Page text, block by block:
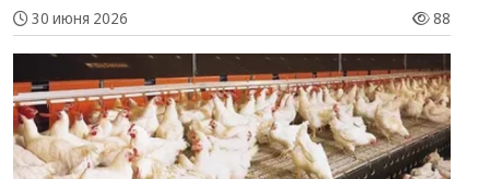
30 июня 2026 88